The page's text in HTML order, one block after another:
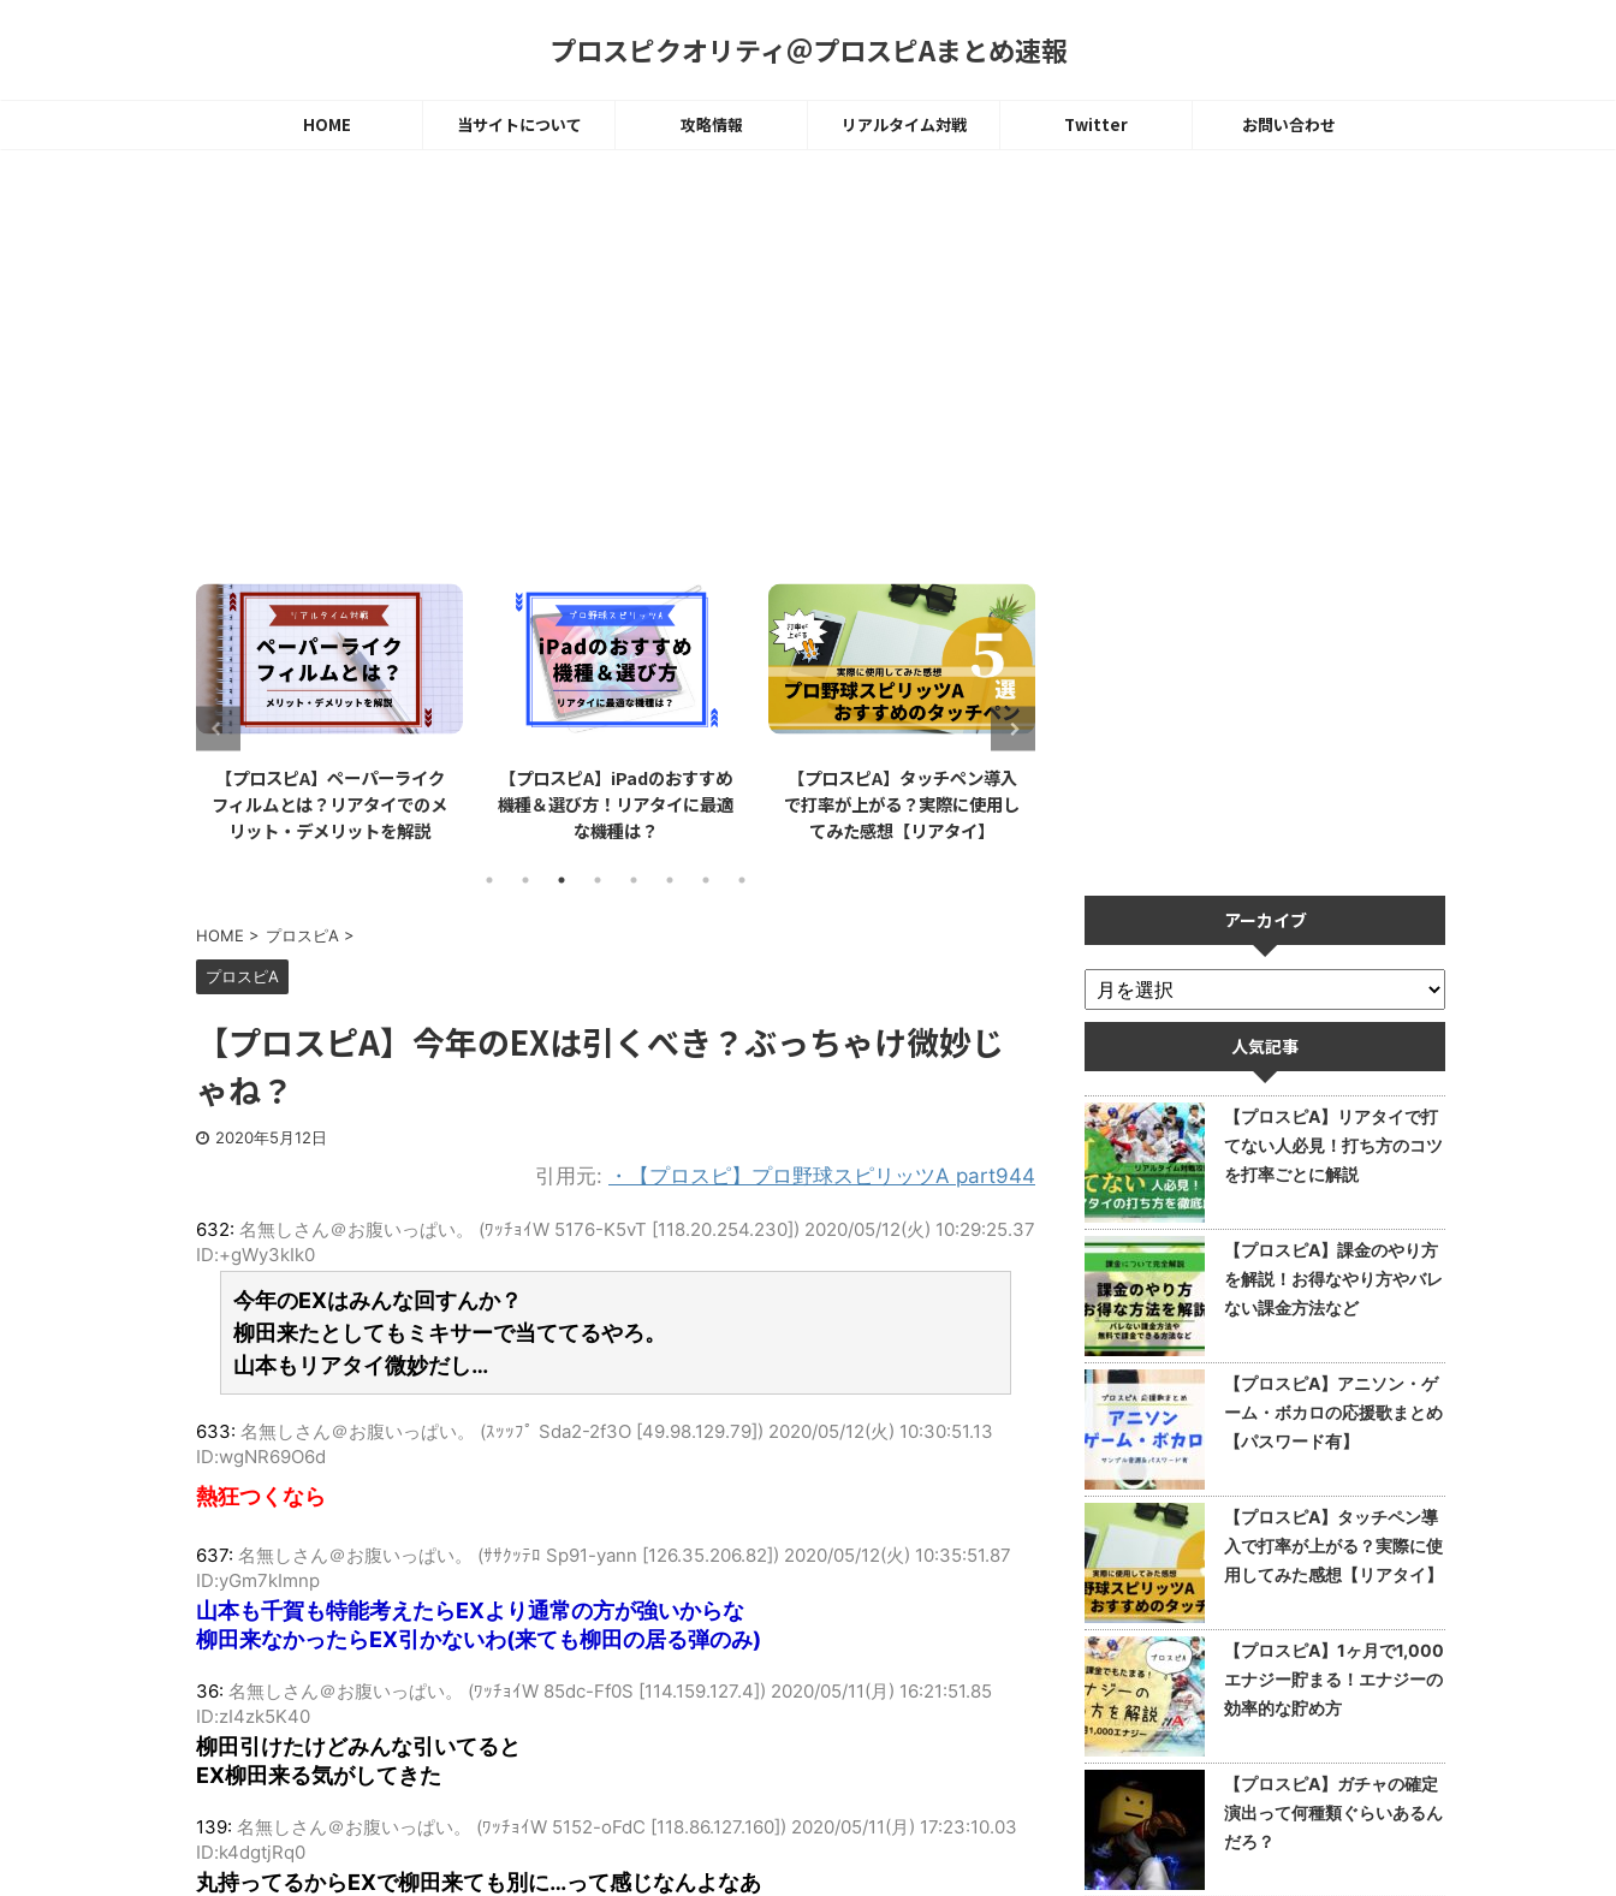
プロスピクオリティ＠プロスピAまとめ速報
HOME 当サイトについて 攻略情報 リアルタイム対戦 Twitter お問い合わせ
【プロスピA】ペーパーライク
フィルムとは？リアタイでのメ
リット・デメリットを解説
【プロスピA】iPadのおすすめ
機種＆選び方！リアタイに最適
な機種は？
【プロスピA】タッチペン導入
で打率が上がる？実際に使用し
てみた感想【リアタイ】
HOME > プロスピA >
プロスピA
【プロスピA】今年のEXは引くべき？ぶっちゃけ微妙じ
ゃね？
2020年5月12日
引用元: ・【プロスピ】プロ野球スピリッツA part944
632: 名無しさん＠お腹いっぱい。 (ﾜｯﾁｮｲW 5176-K5vT [118.20.254.230]) 2020/05/12(火) 10:29:25.37
ID:+gWy3kIk0
今年のEXはみんな回すんか？
柳田来たとしてもミキサーで当ててるやろ。
山本もリアタイ微妙だし…
633: 名無しさん＠お腹いっぱい。 (ｽｯｯﾌﾟ Sda2-2f3O [49.98.129.79]) 2020/05/12(火) 10:30:51.13
ID:wgNR69O6d
熱狂つくなら
637: 名無しさん＠お腹いっぱい。 (ｻｻｸｯﾃﾛ Sp91-yann [126.35.206.82]) 2020/05/12(火) 10:35:51.87
ID:yGm7kImnp
山本も千賀も特能考えたらEXより通常の方が強いからな
柳田来なかったらEX引かないわ(来ても柳田の居る弾のみ)
36: 名無しさん＠お腹いっぱい。 (ﾜｯﾁｮｲW 85dc-Ff0S [114.159.127.4]) 2020/05/11(月) 16:21:51.85
ID:zI4zk5K40
柳田引けたけどみんな引いてると
EX柳田来る気がしてきた
139: 名無しさん＠お腹いっぱい。 (ﾜｯﾁｮｲW 5152-oFdC [118.86.127.160]) 2020/05/11(月) 17:23:10.03
ID:k4dgtjRq0
丸持ってるからEXで柳田来ても別に…って感じなんよなあ
アーカイブ
人気記事
【プロスピA】リアタイで打
てない人必見！打ち方のコツ
を打率ごとに解説
【プロスピA】課金のやり方
を解説！お得なやり方やバレ
ない課金方法など
【プロスピA】アニソン・ゲ
ーム・ボカロの応援歌まとめ
【パスワード有】
【プロスピA】タッチペン導
入で打率が上がる？実際に使
用してみた感想【リアタイ】
【プロスピA】1ヶ月で1,000
エナジー貯まる！エナジーの
効率的な貯め方
【プロスピA】ガチャの確定
演出って何種類ぐらいあるん
だろ？